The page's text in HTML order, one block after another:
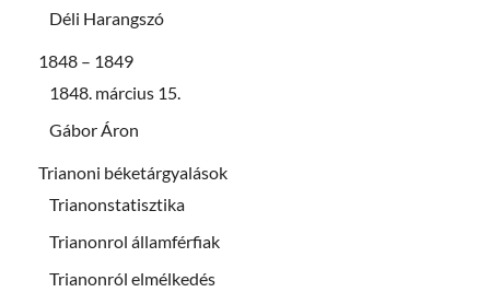
Déli Harangszó
1848 – 1849
1848. március 15.
Gábor Áron
Trianoni béketárgyalások
Trianonstatisztika
Trianonrol államférfiak
Trianonról elmélkedés